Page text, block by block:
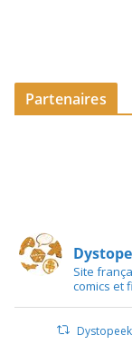
Partenaires
Site
comics et